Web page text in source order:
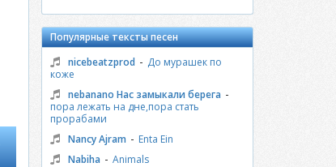
Популярные тексты песен
nicebeatzprod - До мурашек по
коже
nebanano Нас замыкали берега -
пора лежать на дне,пора стать
прорабами
Nancy Ajram - Enta Ein
Nabiha - Animals